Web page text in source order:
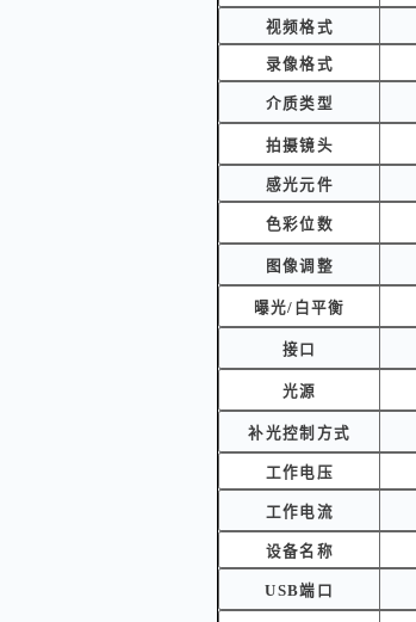
视频格式
录像格式
介质类型
拍摄镜头
感光元件
色彩位数
图像调整
曝光/白平衡
接口
光源
补光控制方式
工作电压
工作电流
设备名称
USB端口